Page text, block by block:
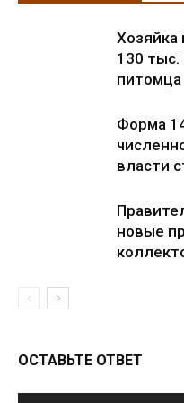
Хозяйка
130
питомца
Форма
власти
новые
ОСТАВЬТЕ ОТВЕТ